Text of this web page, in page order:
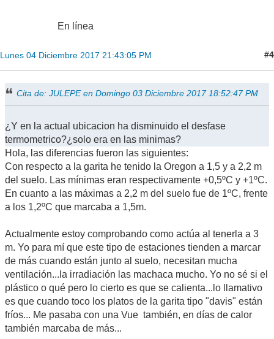
En línea
Lunes 04 Diciembre 2017 21:43:05 PM #4
Cita de: JULEPE en Domingo 03 Diciembre 2017 18:52:47 PM
¿Y en la actual ubicacion ha disminuido el desfase
termometrico?¿solo era en las minimas?
Hola, las diferencias fueron las siguientes:
Con respecto a la garita he tenido la Oregon a 1,5 y a 2,2 m
del suelo. Las mínimas eran respectivamente +0,5ºC y +1ºC.
En cuanto a las máximas a 2,2 m del suelo fue de 1ºC, frente
a los 1,2ºC que marcaba a 1,5m.
Actualmente estoy comprobando como actúa al tenerla a 3
m. Yo para mí que este tipo de estaciones tienden a marcar
de más cuando están junto al suelo, necesitan mucha
ventilación...la irradiación las machaca mucho. Yo no sé si el
plástico o qué pero lo cierto es que se calienta...lo llamativo
es que cuando toco los platos de la garita tipo "davis" están
fríos... Me pasaba con una Vue también, en días de calor
también marcaba de más...